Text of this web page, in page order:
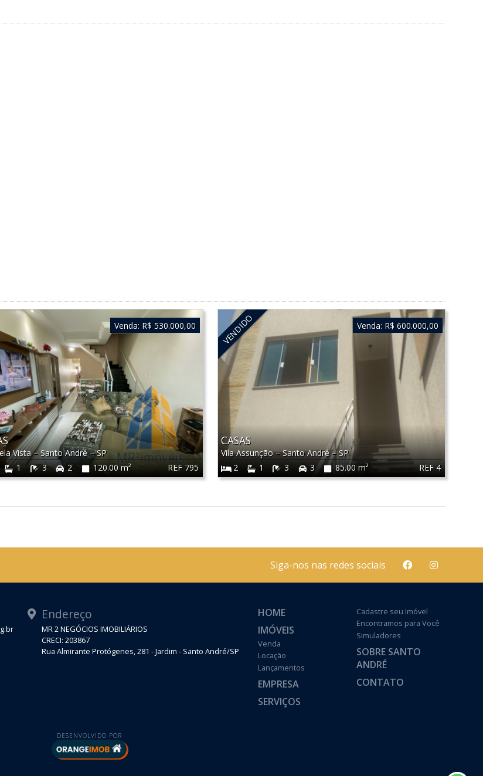
REF 795
Vista–Santo André–SP
1 3 2 120.00 m²
Venda: R$ 530.000,00 VENDIDO
REF 4
CASAS
Vila Assunção–Santo André–SP
2
1 3 3 85.00 m²
Venda: R$ 600.000,00
Siga-nos nas redes sociais
Endereço
MR 2 NEGÓCIOS IMOBILIÁRIOS
CRECI: 203867
Rua Almirante Protógenes, 281 - Jardim - Santo André/SP
HOME
IMÓVEIS
Venda
Locação
Lançamentos
EMPRESA
SERVIÇOS
Cadastre seu Imóvel
Encontramos para Você
Simuladores
SOBRE SANTO
ANDRÉ
CONTATO
DESENVOLVIDO POR